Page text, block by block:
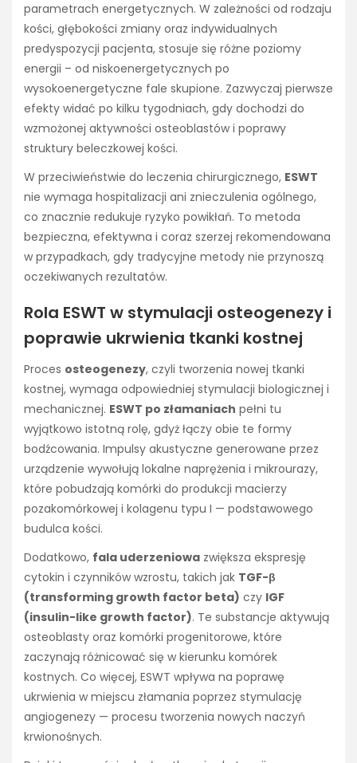
parametrach energetycznych. W zależności od rodzaju
kości, głębokości zmiany oraz indywidualnych
predyspozycji pacjenta, stosuje się różne poziomy
energii – od niskoenergetycznych po
wysokoenergetyczne fale skupione. Zazwyczaj pierwsze
efekty widać po kilku tygodniach, gdy dochodzi do
wzmożonej aktywności osteoblastów i poprawy
struktury beleczkowej kości.
W przeciwieństwie do leczenia chirurgicznego, ESWT
nie wymaga hospitalizacji ani znieczulenia ogólnego,
co znacznie redukuje ryzyko powikłań. To metoda
bezpieczna, efektywna i coraz szerzej rekomendowana
w przypadkach, gdy tradycyjne metody nie przynoszą
oczekiwanych rezultatów.
Rola ESWT w stymulacji osteogenezy i
poprawie ukrwienia tkanki kostnej
Proces osteogenezy, czyli tworzenia nowej tkanki
kostnej, wymaga odpowiedniej stymulacji biologicznej i
mechanicznej. ESWT po złamaniach pełni tu
wyjątkowo istotną rolę, gdyż łączy obie te formy
bodźcowania. Impulsy akustyczne generowane przez
urządzenie wywołują lokalne naprężenia i mikrourazy,
które pobudzają komórki do produkcji macierzy
pozakomórkowej i kolagenu typu I — podstawowego
budulca kości.
Dodatkowo, fala uderzeniowa zwiększa ekspresję
cytokin i czynników wzrostu, takich jak TGF-β
(transforming growth factor beta) czy IGF
(insulin-like growth factor). Te substancje aktywują
osteoblasty oraz komórki progenitorowe, które
zaczynają różnicować się w kierunku komórek
kostnych. Co więcej, ESWT wpływa na poprawę
ukrwienia w miejscu złamania poprzez stymulację
angiogenezy — procesu tworzenia nowych naczyń
krwionośnych.